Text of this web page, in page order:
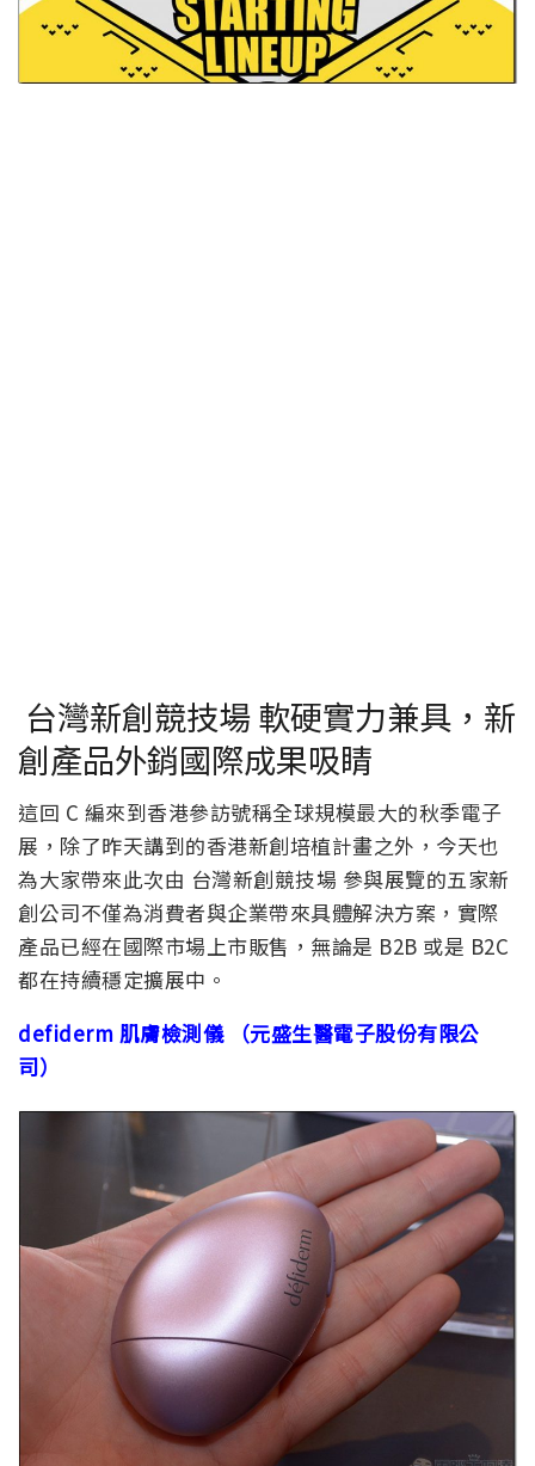
台灣新創競技場 軟硬實力兼具，新
創產品外銷國際成果吸睛
這回 C 編來到香港參訪號稱全球規模最大的秋季電子
展，除了昨天講到的香港新創培植計畫之外，今天也
為大家帶來此次由 台灣新創競技場 參與展覽的五家新
創公司不僅為消費者與企業帶來具體解決方案，實際
產品已經在國際市場上市販售，無論是 B2B 或是 B2C
都在持續穩定擴展中。
defiderm 肌膚檢測儀 （元盛生醫電子股份有限公
司）